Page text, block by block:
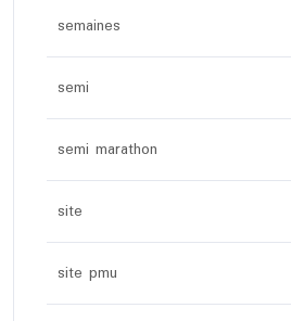
semaines
semi
semi marathon
site
site pmu